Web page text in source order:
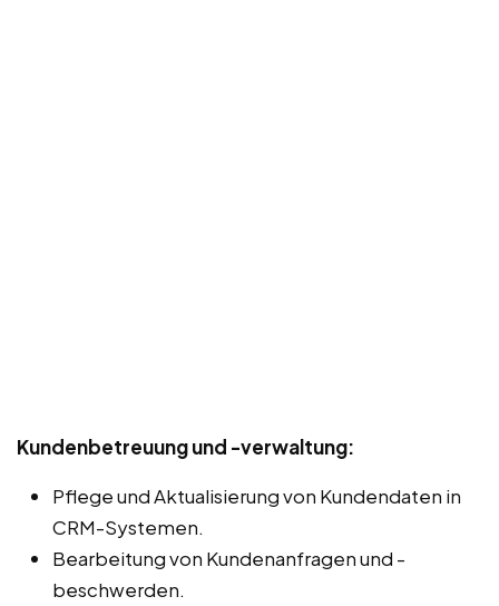
Kundenbetreuung und -verwaltung:
Pflege und Aktualisierung von Kundendaten in
CRM-Systemen.
Bearbeitung von Kundenanfragen und -
beschwerden.